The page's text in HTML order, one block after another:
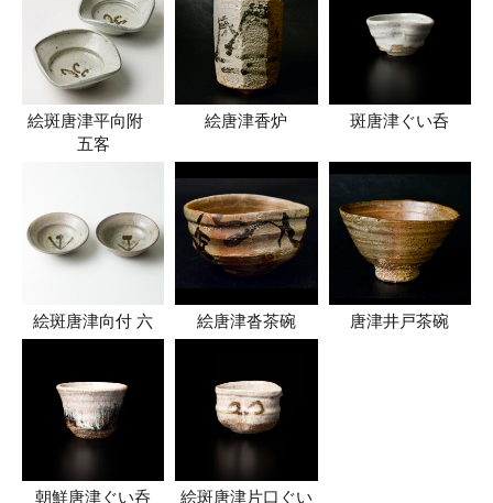
絵斑唐津平向附
五客
絵唐津香炉 斑唐津ぐい呑
絵斑唐津向付 六 絵唐津沓茶碗 唐津井戸茶碗
朝鮮唐津ぐい呑 絵斑唐津片口ぐい